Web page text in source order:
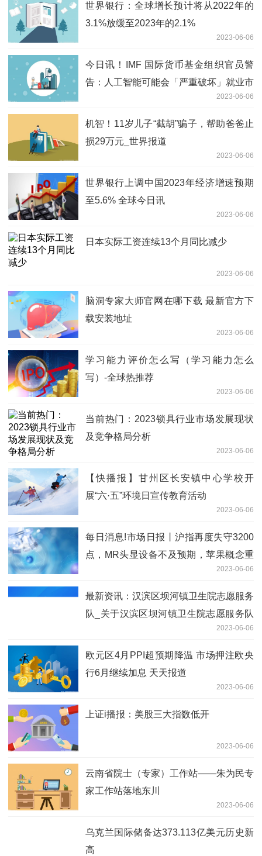
世界银行：全球增长预计将从2022年的
3.1%放缓至2023年的2.1%
2023-06-06
今日讯！IMF 国际货币基金组织官员警
告：人工智能可能会「严重破坏」就业市
2023-06-06
机智！11岁儿子“截胡”骗子，帮助爸爸止
损29万元_世界报道
2023-06-06
世界银行上调中国2023年经济增速预期
至5.6% 全球今日讯
2023-06-06
日本实际工资连续13个月同比减少
2023-06-06
脑洞专家大师官网在哪下载 最新官方下
载安装地址
2023-06-06
学习能力评价怎么写（学习能力怎么
写）-全球热推荐
2023-06-06
当前热门：2023锁具行业市场发展现状
及竞争格局分析
2023-06-06
【快播报】甘州区长安镇中心学校开
展“六·五”环境日宣传教育活动
2023-06-06
每日消息!市场日报丨沪指再度失守3200
点，MR头显设备不及预期，苹果概念重
挫！地产股逆势飘红，半导体、电力走低
2023-06-06
最新资讯：汉滨区坝河镇卫生院志愿服务
队_关于汉滨区坝河镇卫生院志愿服务队
2023-06-06
欧元区4月PPI超预期降温 市场押注欧央
行6月继续加息 天天报道
2023-06-06
上证i播报：美股三大指数低开
2023-06-06
云南省院士（专家）工作站——朱为民专
家工作站落地东川
2023-06-06
乌克兰国际储备达373.113亿美元历史新
高